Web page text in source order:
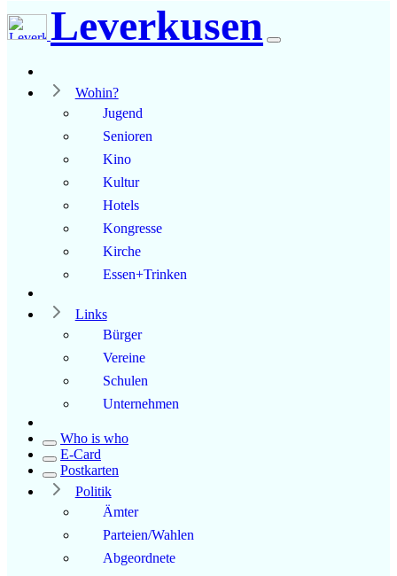
Leverkusen
Wohin?
Jugend
Senioren
Kino
Kultur
Hotels
Kongresse
Kirche
Essen+Trinken
Links
Bürger
Vereine
Schulen
Unternehmen
Who is who
E-Card
Postkarten
Politik
Ämter
Parteien/Wahlen
Abgeordnete